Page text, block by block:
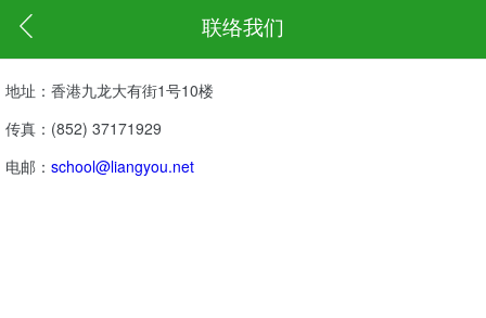
联络我们
地址：香港九龙大有街1号10楼
传真：(852) 37171929
电邮： school@liangyou.net